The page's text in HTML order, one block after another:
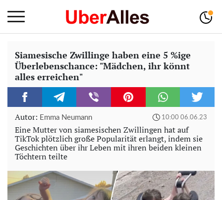
Siamesische Zwillinge haben eine 5 %ige
Überlebenschance: "Mädchen, ihr könnt
alles erreichen"
Autor: Emma Neumann 10:00 06.06.23
Eine Mutter von siamesischen Zwillingen hat auf
TikTok plötzlich große Popularität erlangt, indem sie
Geschichten über ihr Leben mit ihren beiden kleinen
Töchtern teilte